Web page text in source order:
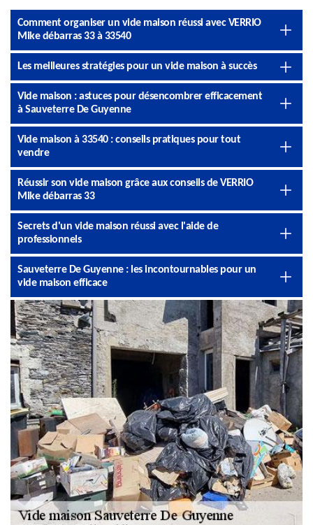
Comment organiser un vide maison réussi avec VERRIO
Mike débarras 33 à 33540
Les meilleures stratégies pour un vide maison à succès
Vide maison : astuces pour désencombrer efficacement
à Sauveterre De Guyenne
Vide maison à 33540 : conseils pratiques pour tout
vendre
Réussir son vide maison grâce aux conseils de VERRIO
Mike débarras 33
Secrets d'un vide maison réussi avec l'aide de
professionnels
Sauveterre De Guyenne : les incontournables pour un
vide maison efficace